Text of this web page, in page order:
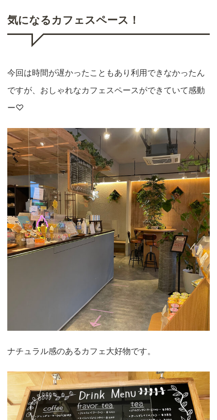
気になるカフェスペース！
今回は時間が遅かったこともあり利用できなかったん
ですが、おしゃれなカフェスペースができていて感動
ー♡
ナチュラル感のあるカフェ大好物です。